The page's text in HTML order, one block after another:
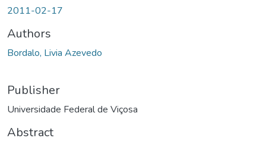
2011-02-17
Authors
Bordalo, Livia Azevedo
Publisher
Universidade Federal de Viçosa
Abstract